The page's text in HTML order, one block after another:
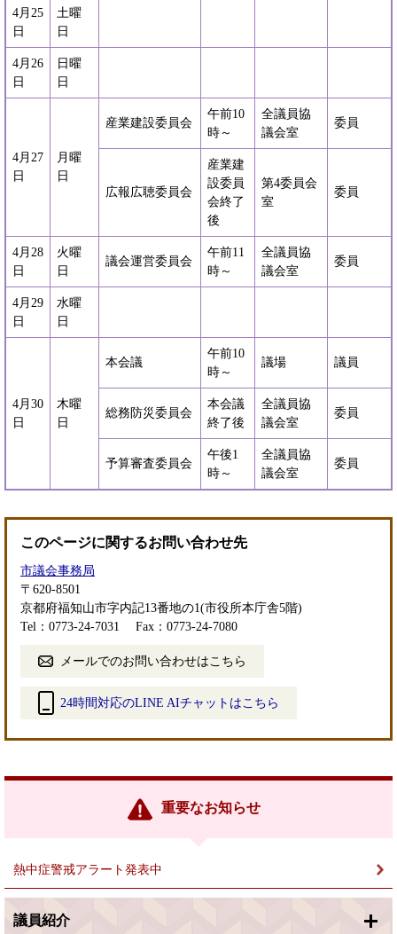
4月25
日
土曜
日
4月26
日
日曜
日
4月27
日
月曜
日
産業建設委員会
午前10
時～
全議員協
議会室
委員
広報広聴委員会
産業建
設委員
会終了
後
第4委員会
室
委員
4月28
日
火曜
日
議会運営委員会
午前11
時～
全議員協
議会室
委員
4月29
日
水曜
日
4月30
日
木曜
日
本会議
午前10
時～
議場 議員
総務防災委員会
本会議
終了後
全議員協
議会室
委員
予算審査委員会
午後1
時～
全議員協
議会室
委員
このページに関するお問い合わせ先
市議会事務局
〒620-8501
京都府福知山市字内記13番地の1(市役所本庁舎5階)
Tel：0773-24-7031
Fax：0773-24-7080
メールでのお問い合わせはこちら
24時間対応のLINE AIチャットはこちら
リ
重要なお知らせ
熱中症警戒アラート発表中
議員紹介